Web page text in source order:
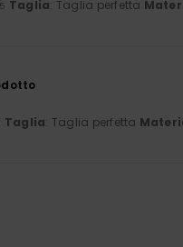
Taglia: Taglia perfetta
Taglia: Taglia perfetta